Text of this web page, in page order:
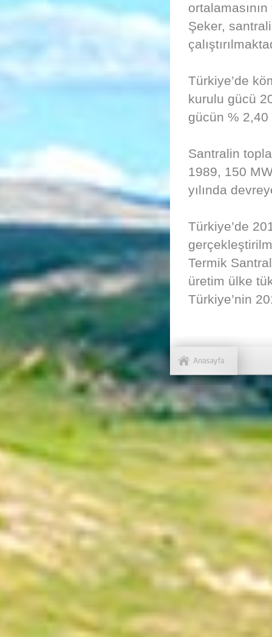
Şeker,
Türkiye’de
kurulu gücü
gücün % 2,40
Santralin
1989, 150
yılında
Türkiye’de
Termik
üretim ülke
Türkiye’nin